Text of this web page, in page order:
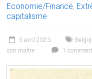
Economie/Finance,
capitalisme
5 avril 2023
son maître
1